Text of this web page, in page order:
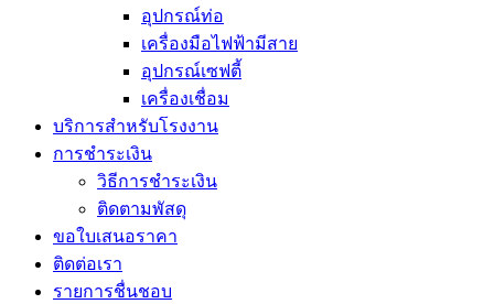
อุปกรณ์ท่อ
เครื่องมือไฟฟ้ามีสาย
อุปกรณ์เซฟตี้
เครื่องเชื่อม
บริการสำหรับโรงงาน
การชำระเงิน
วิธีการชำระเงิน
ติดตามพัสดุ
ขอใบเสนอราคา
ติดต่อเรา
รายการชื่นชอบ